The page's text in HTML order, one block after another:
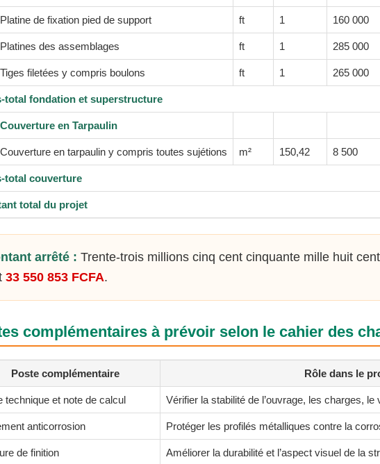
Platine de fixation pied de support ft 1 160 000
Platines des assemblages ft 1 285 000
Tiges filetées y compris boulons ft 1 265 000
total fondation et superstructure
Couverture en Tarpaulin
Couverture en tarpaulin y compris toutes sujétions m² 150,42 8 500
total couverture
total du projet
arrêté : Trente-trois millions cinq cent cinquante mille huit
33 550 853 FCFA.
complémentaires à prévoir selon le cahier des
Poste complémentaire Rôle dans le
technique et note de calcul Vérifier la stabilité de l’ouvrage, les charges,
anticorrosion Protéger les profilés métalliques contre la
de finition Améliorer la durabilité et l’aspect visuel de la